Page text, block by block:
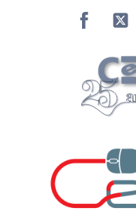
facebooktwitter